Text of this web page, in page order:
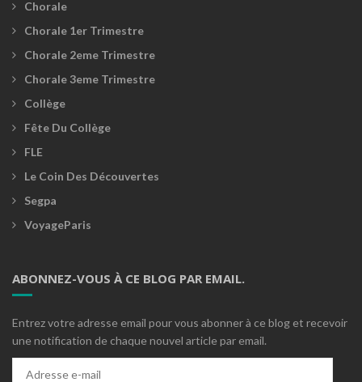
Chorale
Chorale 1er Trimestre
Chorale 2eme Trimestre
Chorale 3eme Trimestre
Collège
Fête Du Collège
FLE
Le Coin Des Découvertes
Segpa
VoyageParis
ABONNEZ-VOUS À CE BLOG PAR EMAIL.
Entrez votre adresse email pour vous abonner à ce blog et recevoir
une notification de chaque nouvel article par email.